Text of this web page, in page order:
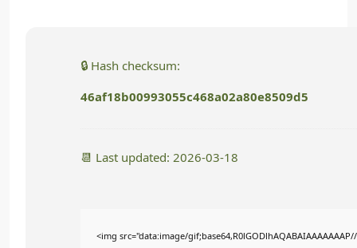
🔒 Hash checksum:
46af18b00993055c468a02a80e8509d5
📆 Last updated: 2026-03-18
<img src="data:image/